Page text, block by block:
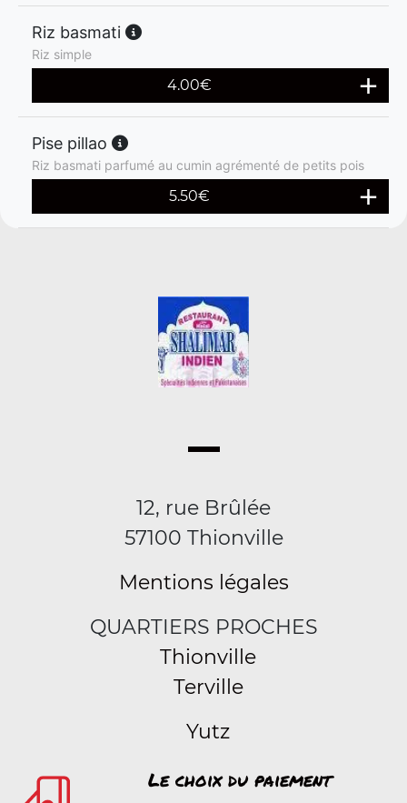
Riz basmati
Riz simple
4.00€
Pise pillao
Riz basmati parfumé au cumin agrémenté de petits pois
5.50€
12, rue Brûlée
57100 Thionville
Mentions légales
QUARTIERS PROCHES
Thionville
Terville
Yutz
Le choix du paiement